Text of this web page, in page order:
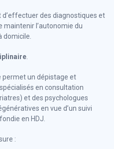
d’effectuer des diagnostiques et
maintenir l’autonomie du
permet un dépistage et
en consultation
et des psychologues
en vue d’un suivi
en HDJ.
: